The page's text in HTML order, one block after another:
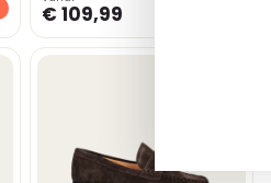
€ 109,99